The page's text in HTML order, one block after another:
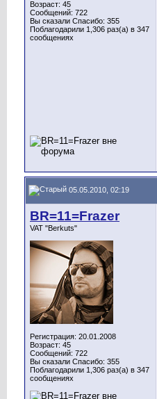
Возраст: 45
Сообщений: 722
Вы сказали Спасибо: 355
Поблагодарили 1,306 раз(а) в 347
сообщениях
05.05.2010, 02:19
BR=11=Frazer
VAT "Berkuts"
Регистрация: 20.01.2008
Возраст: 45
Сообщений: 722
Вы сказали Спасибо: 355
Поблагодарили 1,306 раз(а) в 347
сообщениях